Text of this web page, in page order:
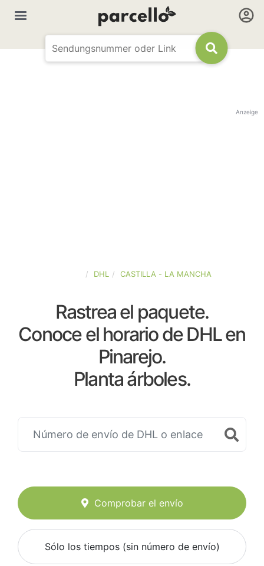
Anzeige
DHL CASTILLA - LA MANCHA
Rastrea el paquete.
Conoce el horario de DHL en
Pinarejo.
Planta árboles.
Comprobar el envío
Sólo los tiempos (sin número de envío)